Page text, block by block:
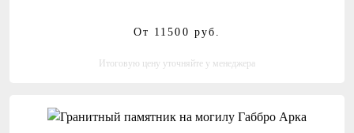
От 11500 руб.
Итоговую цену уточняйте у менеджера